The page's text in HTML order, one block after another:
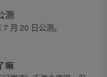
测
月 20 日公测。
嘛